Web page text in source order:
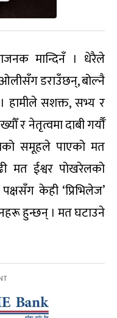
मान्दिनँ । धेरैले
ओलीसँग डराउँछन्, बोल्नै
हामीले सशक्त, सभ्य र
र नेतृत्वमा दाबी गर्यौँ
समूहले पाएको मत
मत ईश्वर पोखरेलको
केही ‘प्रिभिलेज’
हुन्छन् । मत घटाउने